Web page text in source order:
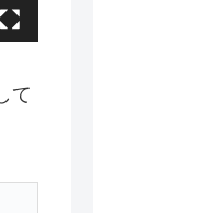
て